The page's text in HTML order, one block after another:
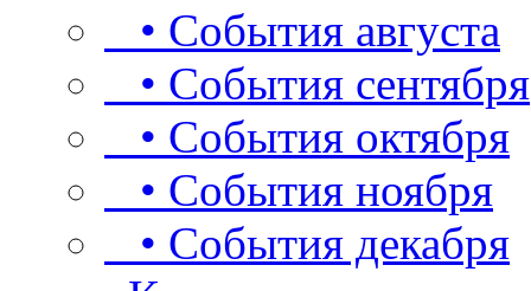
• События августа
• События сентября
• События октября
• События ноября
• События декабря